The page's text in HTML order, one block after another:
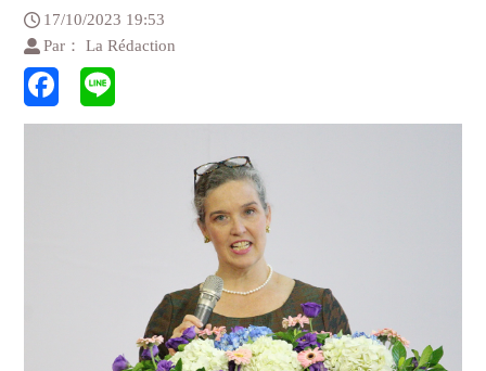
17/10/2023 19:53
Par： La Rédaction